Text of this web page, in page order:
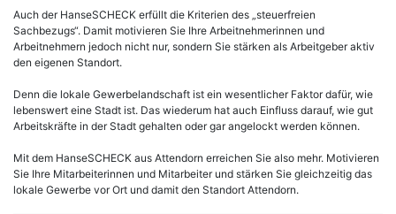
Auch der HanseSCHECK erfüllt die Kriterien des „steuerfreien
Sachbezugs“. Damit motivieren Sie Ihre Arbeitnehmerinnen und
Arbeitnehmern jedoch nicht nur, sondern Sie stärken als Arbeitgeber aktiv
den eigenen Standort.
Denn die lokale Gewerbelandschaft ist ein wesentlicher Faktor dafür, wie
lebenswert eine Stadt ist. Das wiederum hat auch Einfluss darauf, wie gut
Arbeitskräfte in der Stadt gehalten oder gar angelockt werden können.
Mit dem HanseSCHECK aus Attendorn erreichen Sie also mehr. Motivieren
Sie Ihre Mitarbeiterinnen und Mitarbeiter und stärken Sie gleichzeitig das
lokale Gewerbe vor Ort und damit den Standort Attendorn.